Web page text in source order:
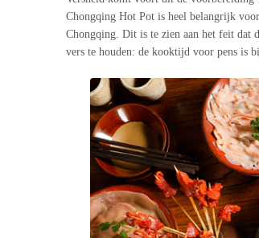
Chongqing Hot Pot is heel belangrijk
Chongqing. Dit is te zien aan het feit dat
vers te houden: de kooktijd voor pens is